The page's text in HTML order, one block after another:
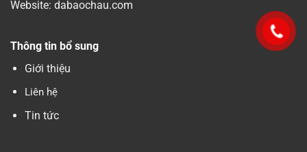
Website: dabaochau.com
Thông tin bổ sung
Giới thiệu
Liên hệ
Tin tức